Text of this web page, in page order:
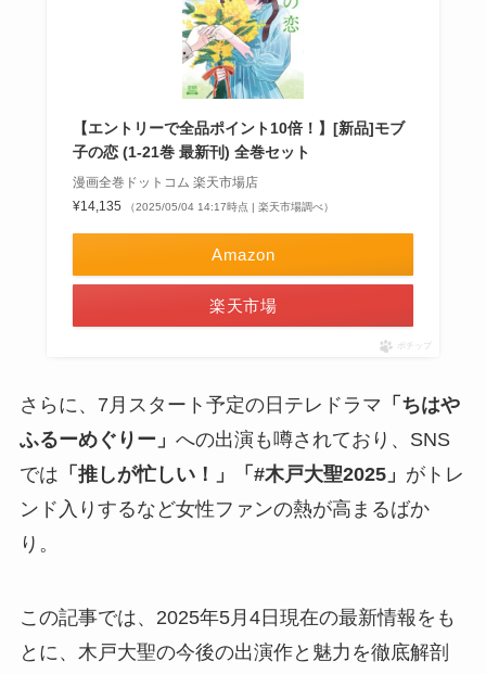
【エントリーで全品ポイント10倍！】[新品]モブ
子の恋 (1-21巻 最新刊) 全巻セット
漫画全巻ドットコム 楽天市場店
¥14,135
（2025/05/04 14:17時点 | 楽天市場調べ）
Amazon
楽天市場
ポチップ
さらに、7月スタート予定の日テレドラマ 「ちはや
ふるーめぐりー」 への出演も噂されており、SNS
では 「推しが忙しい！」「#木戸大聖2025」 がトレ
ンド入りするなど女性ファンの熱が高まるばか
り。
この記事では、2025年5月4日現在の最新情報をも
とに、木戸大聖の今後の出演作と魅力を徹底解剖